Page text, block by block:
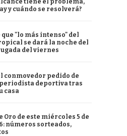
tiene el problema,
y cuándo se resolverá?
"lo más intenso" del
se dará la noche del
del viernes
conmovedor pedido de
periodista deportiva tras
casa
Oro de este miércoles 5 de
números sorteados,